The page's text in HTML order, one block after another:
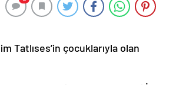
Tatlıses’in çocuklarıyla olan